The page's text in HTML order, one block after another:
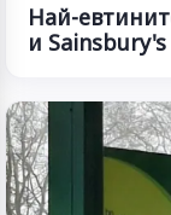
Най-
и Sainsbury's